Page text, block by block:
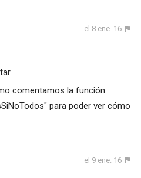
el 8 ene. 16
comentamos la función
para poder ver cómo
el 9 ene. 16